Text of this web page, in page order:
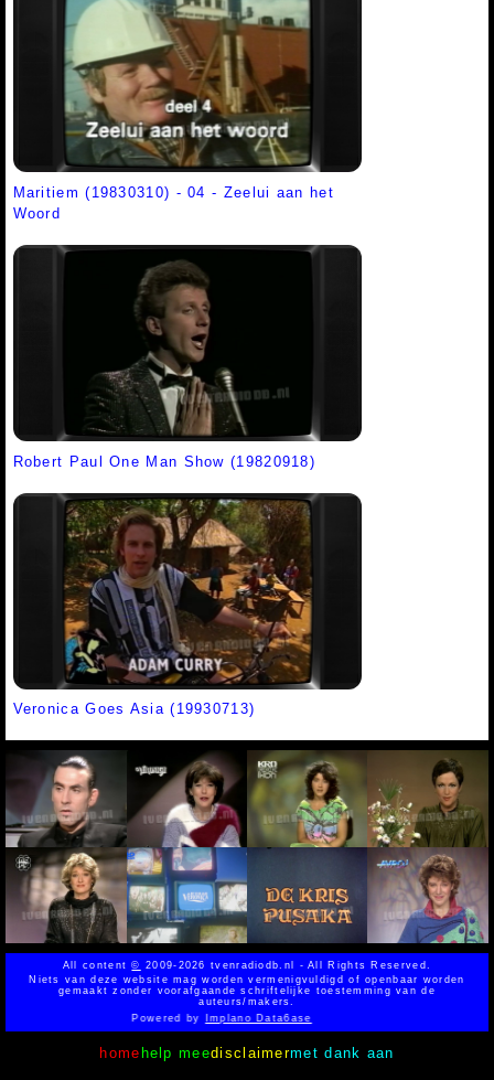
Maritiem (19830310) - 04 - Zeelui aan het
Woord
Robert Paul One Man Show (19820918)
Veronica Goes Asia (19930713)
All content© 2009-2026 tvenradiodb.nl - All Rights Reserved.
Niets van deze website mag worden vermenigvuldigd of openbaar worden
gemaakt zonder voorafgaande schriftelijke toestemming van de
auteurs/makers.
Powered by
Implano Data6ase
home help meedisclaimermet dank aan